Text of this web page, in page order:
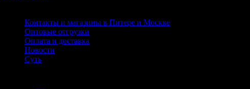
Контакты и магазины в Питере и Москве
Оптовые отгрузки
Оплата и доставка
Новости
Суть